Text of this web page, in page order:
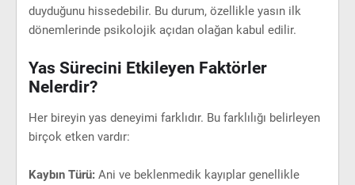
duyduğunu hissedebilir. Bu durum, özellikle yasın ilk
dönemlerinde psikolojik açıdan olağan kabul edilir.
Yas Sürecini Etkileyen Faktörler
Nelerdir?
Her bireyin yas deneyimi farklıdır. Bu farklılığı belirleyen
birçok etken vardır:
Kaybın Türü: Ani ve beklenmedik kayıplar genellikle